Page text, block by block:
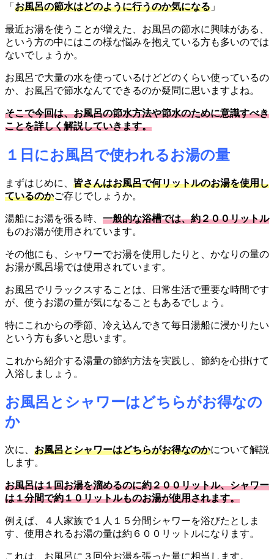
「 お風呂の節水はどのように行うのか気になる 」
最近お湯を使うことが増えた、お風呂の節水に興味がある、
という方の中にはこの様な悩みを抱えている方も多いのでは
ないでしょうか。
お風呂で大量の水を使っているけどどのくらい使っているの
か、お風呂で節水なんてできるのか疑問に思いますよね。
そこで今回は、お風呂の節水方法や節水のために意識すべき
ことを詳しく解説していきます。
１日にお風呂で使われるお湯の量
まずはじめに、 皆さんはお風呂で何リットルのお湯を使用し
ているのかご存じでしょうか。
湯船にお湯を張る時、 一般的な浴槽では、約２００リットル
ものお湯が使用されています。
その他にも、シャワーでお湯を使用したりと、かなりの量の
お湯が風呂場では使用されています。
お風呂でリラックスすることは、日常生活で重要な時間です
が、使うお湯の量が気になることもあるでしょう。
特にこれからの季節、冷え込んできて毎日湯船に浸かりたい
という方も多いと思います。
これから紹介する湯量の節約方法を実践し、節約を心掛けて
入浴しましょう。
お風呂とシャワーはどちらがお得なの
か
次に、 お風呂とシャワーはどちらがお得なのかについて解説
します。
お風呂は１回お湯を溜めるのに約２００リットル、シャワー
は１分間で約１０リットルものお湯が使用されます。
例えば、４人家族で１人１５分間シャワーを浴びたとしま
す、使用されるお湯の量は約６００リットルになります。
これは、お風呂に３回分お湯を張った量に相当します。